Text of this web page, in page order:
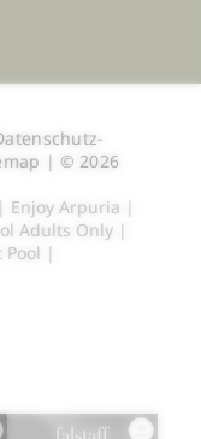
| © 2026
| Enjoy Arpuria |
Adults Only |
Pool |